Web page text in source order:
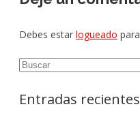
Debes estar logueado
Entradas recientes